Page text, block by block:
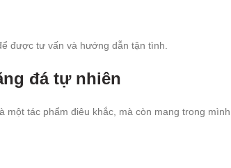
được tư vấn và hướng dẫn tận tình.
đá tự nhiên
tác phẩm điêu khắc, mà còn mang trong